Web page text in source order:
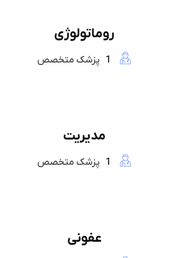
روماتولوژی
1 پزشک متخصص
مدیریت
1 پزشک متخصص
عفونی